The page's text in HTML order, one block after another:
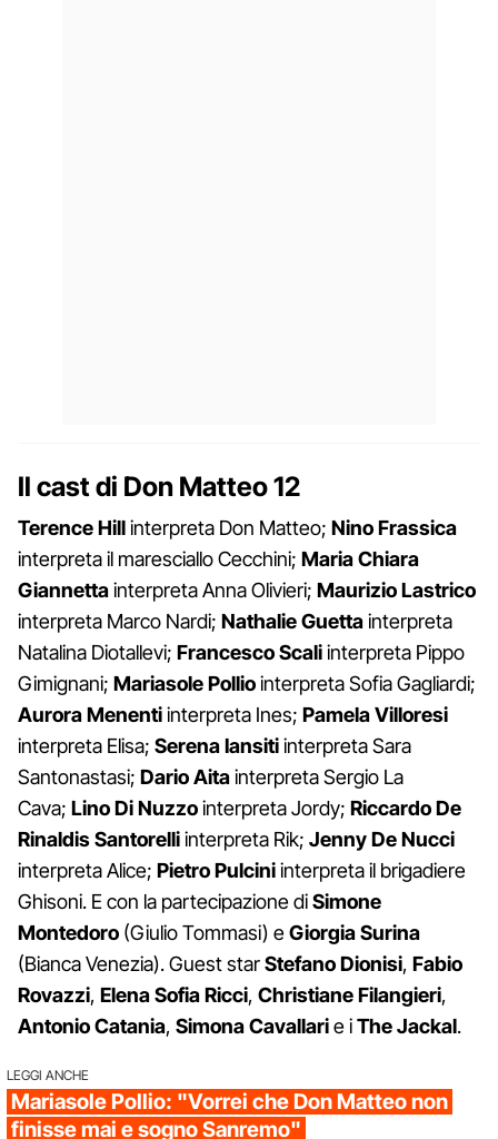
Il cast di Don Matteo 12
Terence Hillinterpreta Don Matteo; Nino Frassica
interpreta il maresciallo Cecchini; Maria Chiara
Giannettainterpreta Anna Olivieri; Maurizio Lastrico
interpreta Marco Nardi; Nathalie Guettainterpreta
Natalina Diotallevi; Francesco Scaliinterpreta Pippo
Gimignani; Mariasole Polliointerpreta Sofia Gagliardi;
Aurora Menentiinterpreta Ines; Pamela Villoresi
interpreta Elisa; Serena Iansitiinterpreta Sara
Santonastasi; Dario Aitainterpreta Sergio La
Cava; Lino Di Nuzzointerpreta Jordy; Riccardo De
Rinaldis Santorelliinterpreta Rik; Jenny De Nucci
interpreta Alice; Pietro Pulciniinterpreta il brigadiere
Ghisoni. E con la partecipazione diSimone
Montedoro (Giulio Tommasi) eGiorgia Surina
(Bianca Venezia). Guest starStefano Dionisi, Fabio
Rovazzi, Elena Sofia Ricci, Christiane Filangieri,
Antonio Catania, Simona Cavallarie iThe Jackal.
LEGGI ANCHE
Mariasole Pollio: "Vorrei che Don Matteo non
finisse mai e sogno Sanremo"